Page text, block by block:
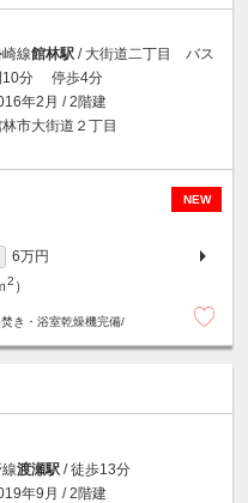
線館林駅 / 大街道二丁目 バス
10分 停歩4分
年2月 / 2階建
市大街道２丁目
NEW
6万円
2 ）
き・浴室乾燥機完備/
線渡瀬駅 / 徒歩13分
年9月 / 2階建